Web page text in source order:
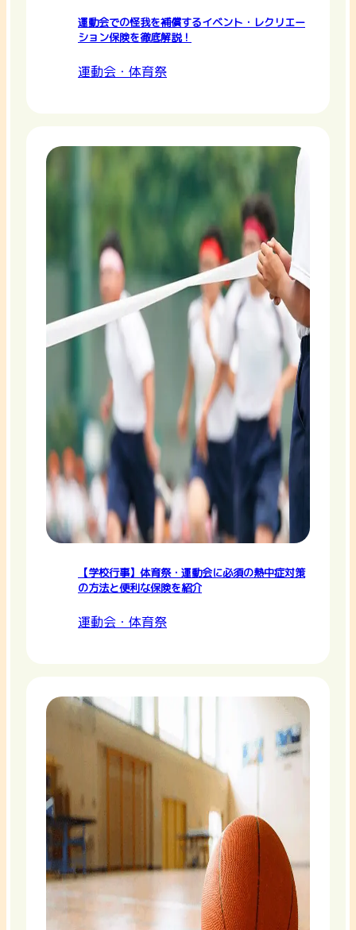
運動会での怪我を補償するイベント・レクリエー
ション保険を徹底解説！
運動会・体育祭
【学校行事】体育祭・運動会に必須の熱中症対策
の方法と便利な保険を紹介
運動会・体育祭